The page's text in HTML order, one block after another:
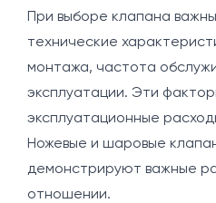
При выборе клапана
технические
монтажа, частота
эксплуатации. Эти
эксплуатационные
Ножевые и шаровые
демонстрируют важные
отношении.